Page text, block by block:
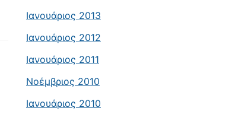
Ιανουάριος 2013
Ιανουάριος 2012
Ιανουάριος 2011
Νοέμβριος 2010
Ιανουάριος 2010